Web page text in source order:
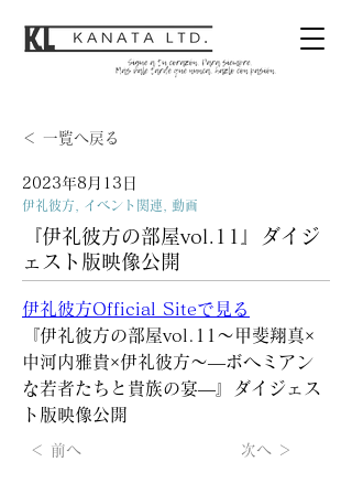
＜ 一覧へ戻る
2023年8月13日
伊礼彼方, イベント関連, 動画
『伊礼彼方の部屋vol.11』ダイジ
ェスト版映像公開
伊礼彼方Official Siteで見る
『伊礼彼方の部屋vol.11～甲斐翔真×
中河内雅貴×伊礼彼方～―ボヘミアン
な若者たちと貴族の宴―』ダイジェス
ト版映像公開
＜ 前へ 次へ ＞